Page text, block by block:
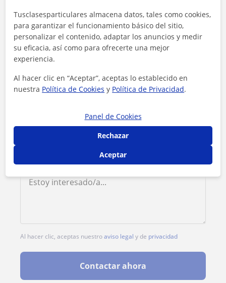
Contacta con María José
Tarifa 10 €/h
1ª clase gratis
Al hacer clic, aceptas nuestroaviso legal y de privacidad
Contactar ahora
Tusclasesparticulares almacena datos, tales como cookies,
para garantizar el funcionamiento básico del sitio,
personalizar el contenido, adaptar los anuncios y medir
su eficacia, así como para ofrecerte una mejor
experiencia.
Al hacer clic en “Aceptar”, aceptas lo establecido en
nuestra Política de Cookies y Política de Privacidad.
Panel de Cookies
Rechazar
Aceptar